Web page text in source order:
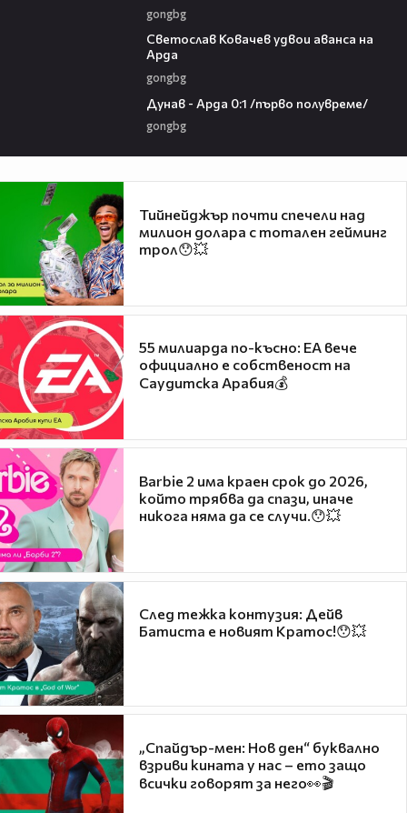
gongbg
Светослав Ковачев удвои аванса на
Арда
gongbg
Дунав - Арда 0:1 /първо полувреме/
gongbg
Тийнейджър почти спечели над
милион долара с тотален гейминг
трол😯💥
55 милиарда по-късно: EA вече
официално е собственост на
Саудитска Арабия💰
Barbie 2 има краен срок до 2026,
който трябва да спази, иначе
никога няма да се случи.😯💥
След тежка контузия: Дейв
Батиста е новият Кратос!😯💥
„Спайдър-мен: Нов ден“ буквално
взриви кината у нас – ето защо
всички говорят за него👀🎬